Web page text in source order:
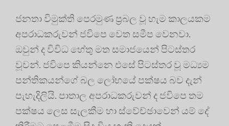
ජනතා විමුක්ති පෙරමුණ ප්‍රබල වූ හැම කාලයකම
අපරාධකරුවන් ජවිපෙ වෙත සමීප වෙනවා.
ඔවුන් ද විවිධ හේතු මත සමාජයෙන් පිටස්තර
වූවන්. ජවිපෙ කියන්නෙ එසේ පිටස්තර වූ මධ්‍යම
පන්තිකයන්ගේ බල ලෝභයේ පක්ෂය බව දැන්
පැහැදිලියි. පාතාල අපරාධකරුවන් ද ජවිපෙ තම
පක්ෂය ලෙස සැලකීම හා ස්වේච්ඡාවෙන් යම් දේ